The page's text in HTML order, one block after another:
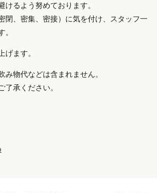
るよう努めております。
閉、密集、密接）に気を付け、スタッフ一
。
げます。
物代などは含まれません。
承ください。